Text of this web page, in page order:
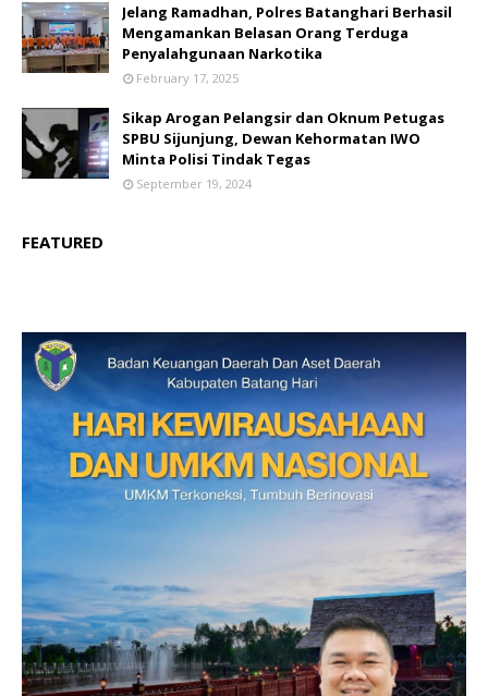
Jelang Ramadhan, Polres Batanghari Berhasil
Mengamankan Belasan Orang Terduga
Penyalahgunaan Narkotika
February 17, 2025
Sikap Arogan Pelangsir dan Oknum Petugas
SPBU Sijunjung, Dewan Kehormatan IWO
Minta Polisi Tindak Tegas
September 19, 2024
FEATURED